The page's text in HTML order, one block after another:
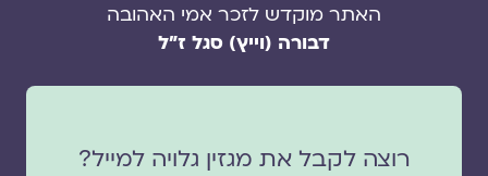
האתר מוקדש לזכר אמי האהובה
דבורה (וייץ) סגל ז"ל
רוצה לקבל את מגזין גלויה למייל?